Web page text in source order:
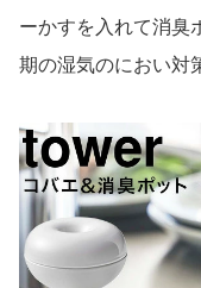
ーかすを入れて消臭
期の湿気のにおい対